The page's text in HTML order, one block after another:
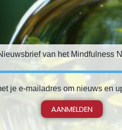
van het Mindfulness
je e-mailadres om nieuws en
AANMELDEN